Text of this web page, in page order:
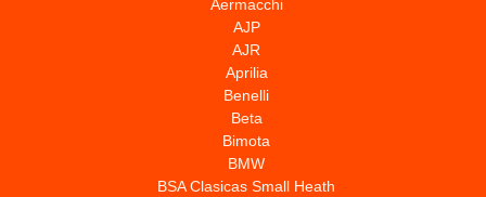
Aermacchi
AJP
AJR
Aprilia
Benelli
Beta
Bimota
BMW
BSA Clasicas Small Heath